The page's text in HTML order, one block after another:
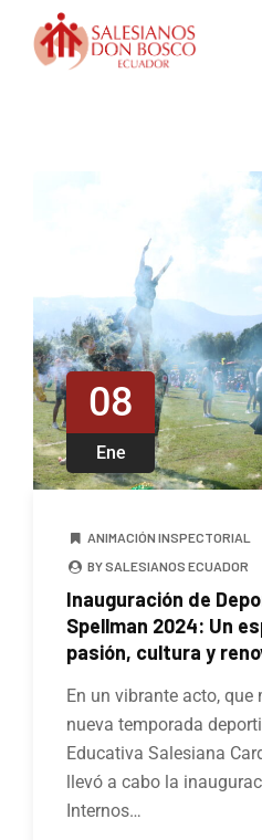
08
Ene
ANIMACIÓN INSPECTORIAL
BY SALESIANOS ECUADOR
Inauguración de
Spellman 2024: Un
pasión, cultura y
En un vibrante acto,
nueva temporada
Educativa Salesiana
llevó a cabo la
Internos…